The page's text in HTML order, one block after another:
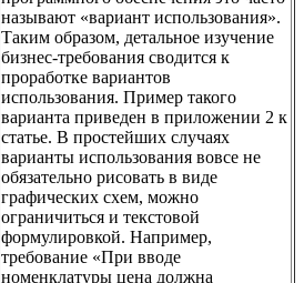
называют «вариант использования».
Таким образом, детальное изучение
бизнес-требования сводится к
проработке вариантов
использования. Пример такого
варианта приведен в приложении 2 к
статье. В простейших случаях
варианты использования вовсе не
обязательно рисовать в виде
графических схем, можно
ограничиться и текстовой
формулировкой. Например,
требование «При вводе
номенклатуры цена должна